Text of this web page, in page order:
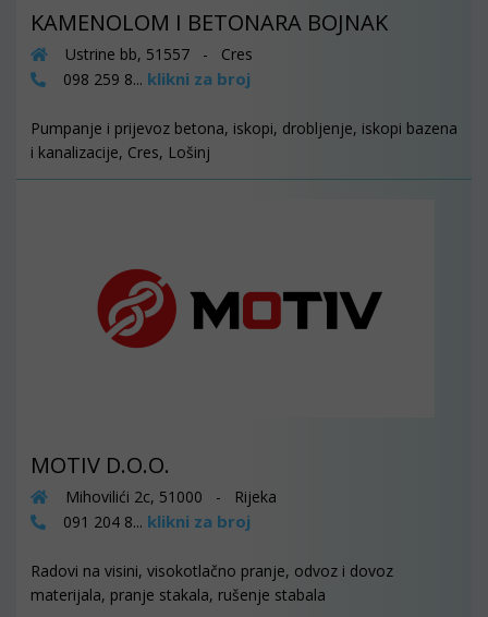
KAMENOLOM I BETONARA BOJNAK
Ustrine bb, 51557 - Cres
098 259 8... klikni za broj
Pumpanje i prijevoz betona, iskopi, drobljenje, iskopi bazena
i kanalizacije, Cres, Lošinj
MOTIV D.O.O.
Mihovilići 2c, 51000 - Rijeka
091 204 8... klikni za broj
Radovi na visini, visokotlačno pranje, odvoz i dovoz
materijala, pranje stakala, rušenje stabala